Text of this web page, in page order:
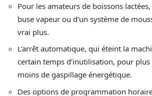
Pour les amateurs de boissons lactées,
buse vapeur ou d’un système de
vrai plus.
L’arrêt automatique, qui éteint la
certain temps d’inutilisation, pour
moins de gaspillage énergétique.
Des options de programmation